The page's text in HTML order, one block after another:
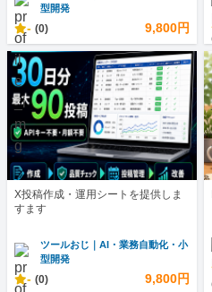
型開発
- (0) 9,800円
X投稿作成・運用シートを提供しま
すます
ツールおじ｜AI・業務自動化・小
型開発
- (0) 9,800円